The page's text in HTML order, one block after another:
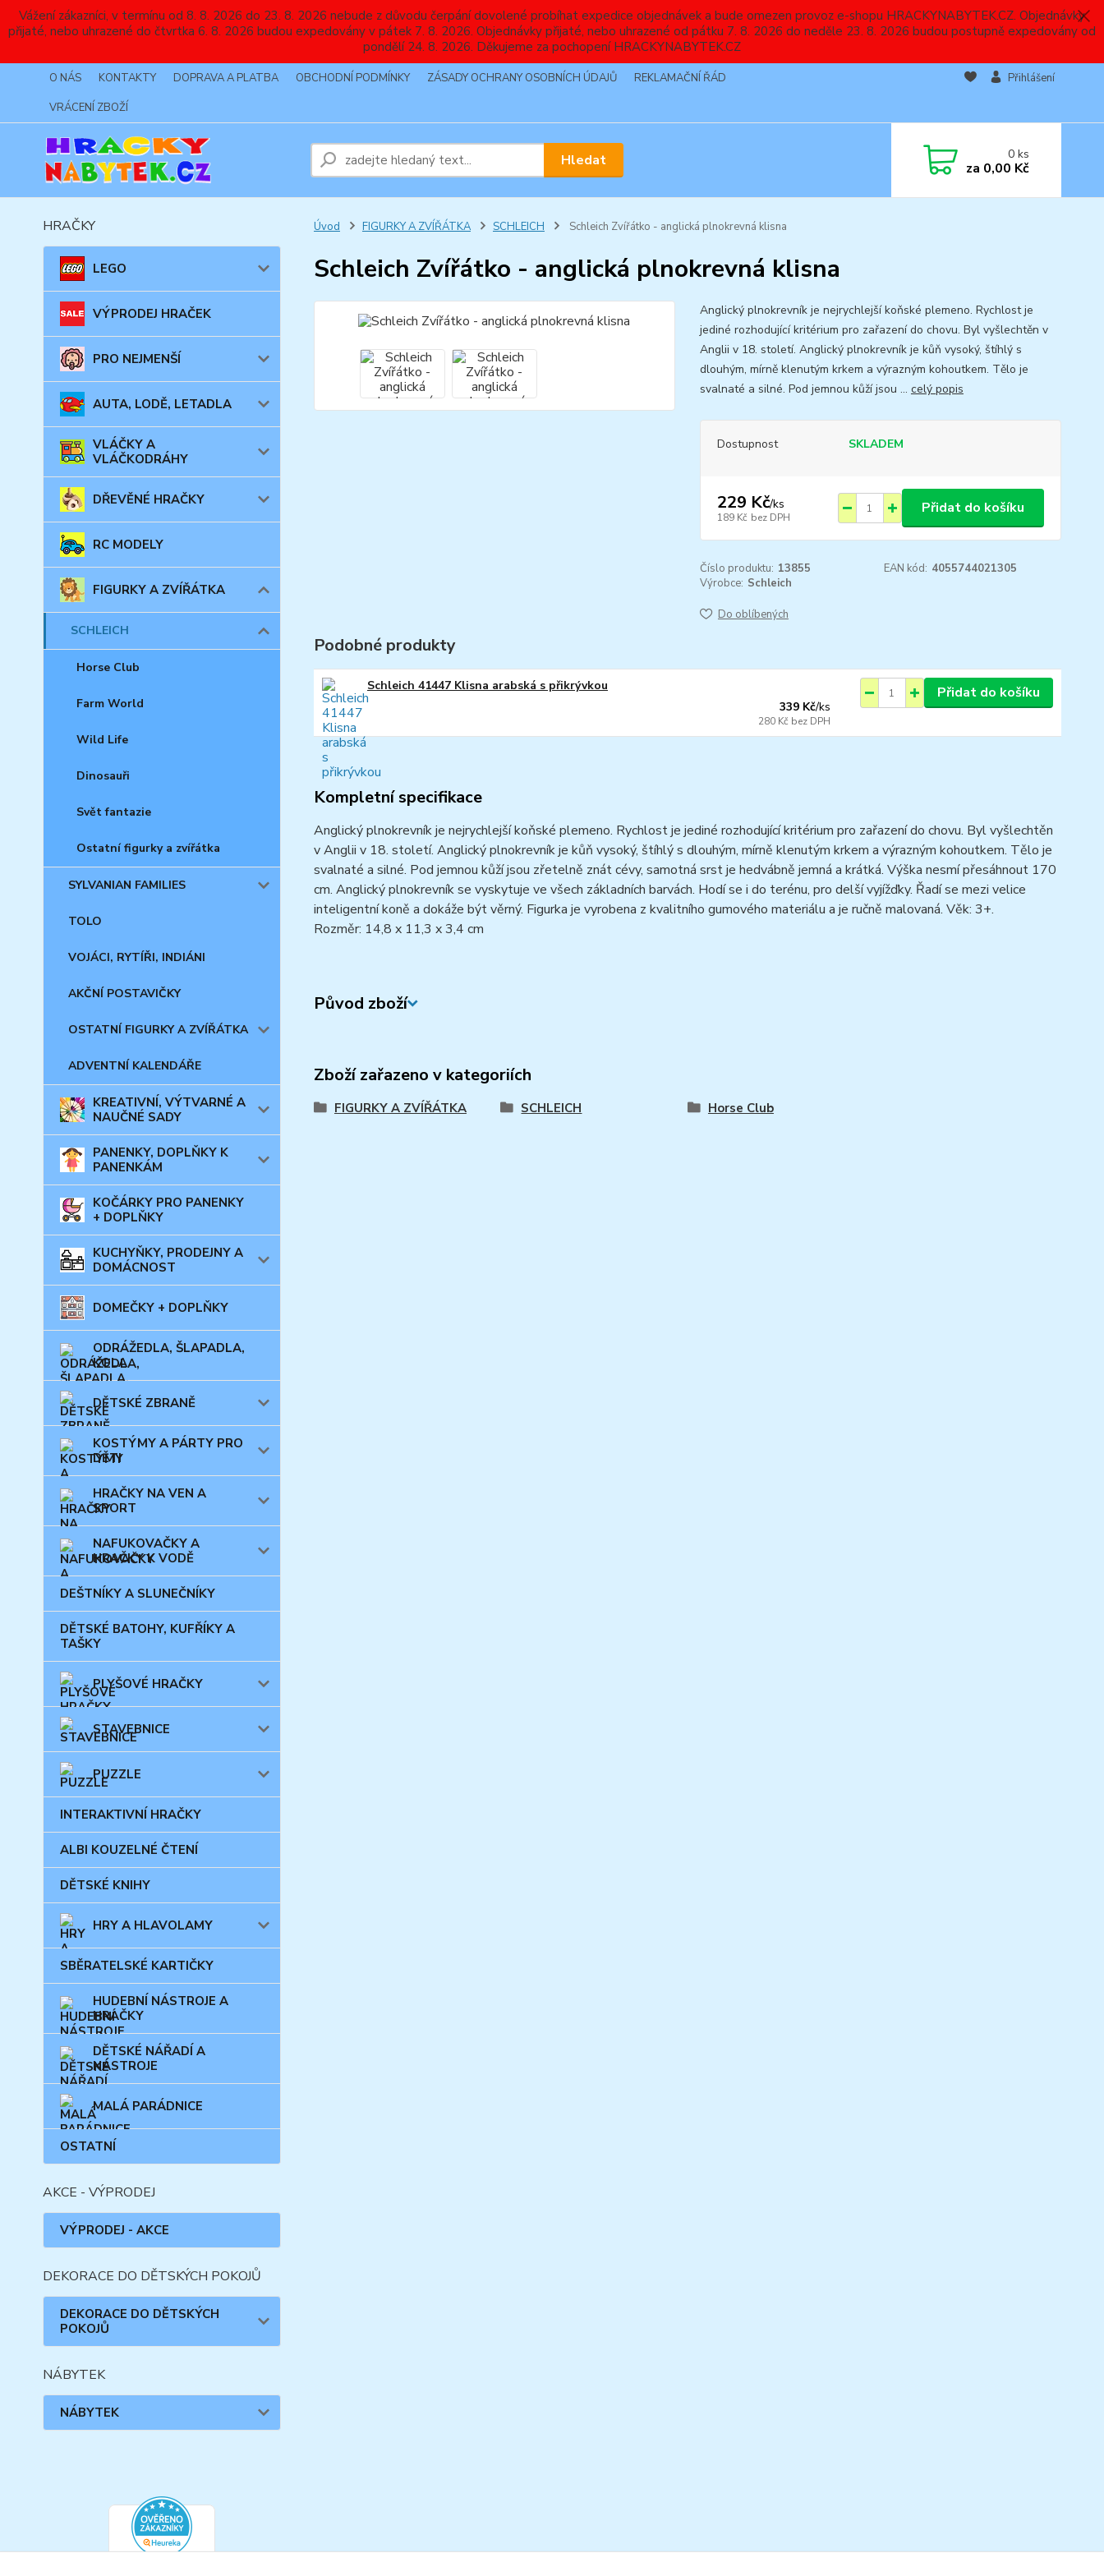
Vážení zákazníci, v termínu od 8. 8. 2026 do 23. 8. 2026 nebude z důvodu čerpání dovolené probíhat expedice objednávek a bude omezen provoz e-shopu HRACKYNABYTEK.CZ. Objednávky
přijaté, nebo uhrazené do čtvrtka 6. 8. 2026 budou expedovány v pátek 7. 8. 2026. Objednávky přijaté, nebo uhrazené od pátku 7. 8. 2026 do neděle 23. 8. 2026 budou postupně expedovány od
pondělí 24. 8. 2026. Děkujeme za pochopení HRACKYNABYTEK.CZ
O NÁS KONTAKTY DOPRAVA A PLATBA OBCHODNÍ PODMÍNKY ZÁSADY OCHRANY OSOBNÍCH ÚDAJŮ
REKLAMAČNÍ ŘÁD
VRÁCENÍ ZBOŽÍ
Přihlášení
Hledat 0ks
za 0,00 Kč
HRAČKY
LEGO
VÝPRODEJ HRAČEK
PRO NEJMENŠÍ
AUTA, LODĚ, LETADLA
VLÁČKY A
VLÁČKODRÁHY
DŘEVĚNÉ HRAČKY
RC MODELY
FIGURKY A ZVÍŘÁTKA
SCHLEICH
Horse Club
Farm World
Wild Life
Dinosauři
Svět fantazie
Ostatní figurky a zvířátka
SYLVANIAN FAMILIES
TOLO
VOJÁCI, RYTÍŘI, INDIÁNI
AKČNÍ POSTAVIČKY
OSTATNÍ FIGURKY A ZVÍŘÁTKA
ADVENTNÍ KALENDÁŘE
KREATIVNÍ, VÝTVARNÉ A
NAUČNÉ SADY
PANENKY, DOPLŇKY K
PANENKÁM
KOČÁRKY PRO PANENKY
+ DOPLŇKY
KUCHYŇKY, PRODEJNY A
DOMÁCNOST
DOMEČKY + DOPLŇKY
ODRÁŽEDLA, ŠLAPADLA,
KOLA
DĚTSKÉ ZBRANĚ
KOSTÝMY A PÁRTY PRO
DĚTI
HRAČKY NA VEN A
SPORT
NAFUKOVAČKY A
HRAČKY K VODĚ
DEŠTNÍKY A SLUNEČNÍKY
DĚTSKÉ BATOHY, KUFŘÍKY A
TAŠKY
PLYŠOVÉ HRAČKY
STAVEBNICE
PUZZLE
INTERAKTIVNÍ HRAČKY
ALBI KOUZELNÉ ČTENÍ
DĚTSKÉ KNIHY
HRY A HLAVOLAMY
SBĚRATELSKÉ KARTIČKY
HUDEBNÍ NÁSTROJE A
HRAČKY
DĚTSKÉ NÁŘADÍ A
NÁSTROJE
MALÁ PARÁDNICE
OSTATNÍ
AKCE - VÝPRODEJ
VÝPRODEJ - AKCE
DEKORACE DO DĚTSKÝCH POKOJŮ
DEKORACE DO DĚTSKÝCH
POKOJŮ
NÁBYTEK
NÁBYTEK
Úvod FIGURKY A ZVÍŘÁTKA SCHLEICH Schleich Zvířátko - anglická plnokrevná klisna
Schleich Zvířátko - anglická plnokrevná klisna
Anglický plnokrevník je nejrychlejší koňské plemeno. Rychlost je
jediné rozhodující kritérium pro zařazení do chovu. Byl vyšlechtěn v
Anglii v 18. století. Anglický plnokrevník je kůň vysoký, štíhlý s
dlouhým, mírně klenutým krkem a výrazným kohoutkem. Tělo je
svalnaté a silné. Pod jemnou kůží jsou ... celý popis
Dostupnost SKLADEM
229 Kč/ks
189 Kč bez DPH
Přidat do košíku
Číslo produktu: 13855 EAN kód: 4055744021305
Výrobce: Schleich
Do oblíbených
Podobné produkty
Schleich 41447 Klisna arabská s přikrývkou
339 Kč/ks
280 Kč bez DPH
Přidat do košíku
Kompletní specifikace
Anglický plnokrevník je nejrychlejší koňské plemeno. Rychlost je jediné rozhodující kritérium pro zařazení do chovu. Byl vyšlechtěn
v Anglii v 18. století. Anglický plnokrevník je kůň vysoký, štíhlý s dlouhým, mírně klenutým krkem a výrazným kohoutkem. Tělo je
svalnaté a silné. Pod jemnou kůží jsou zřetelně znát cévy, samotná srst je hedvábně jemná a krátká. Výška nesmí přesáhnout 170
cm. Anglický plnokrevník se vyskytuje ve všech základních barvách. Hodí se i do terénu, pro delší vyjížďky. Řadí se mezi velice
inteligentní koně a dokáže být věrný. Figurka je vyrobena z kvalitního gumového materiálu a je ručně malovaná. Věk: 3+.
Rozměr: 14,8 x 11,3 x 3,4 cm
Původ zboží
Zboží zařazeno v kategoriích
FIGURKY A ZVÍŘÁTKA SCHLEICH Horse Club